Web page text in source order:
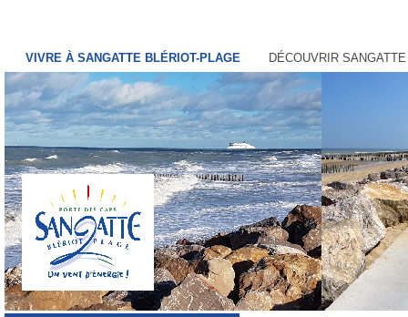
VIVRE À SANGATTE BLÉRIOT-PLAGE DÉCOUVRIR